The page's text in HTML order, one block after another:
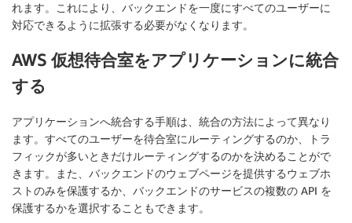
れます。これにより、バックエンドを一度にすべてのユーザーに
対応できるように拡張する必要がなくなります。
AWS 仮想待合室をアプリケーションに統合
する
アプリケーションへ統合する手順は、統合の方法によって異なり
ます。すべてのユーザーを待合室にルーティングするのか、トラ
フィックが多いときだけルーティングするのかを決めることがで
きます。また、バックエンドのウェブページを提供するウェブホ
ストのみを保護するか、バックエンドのサービスの複数の API を
保護するかを選択することもできます。